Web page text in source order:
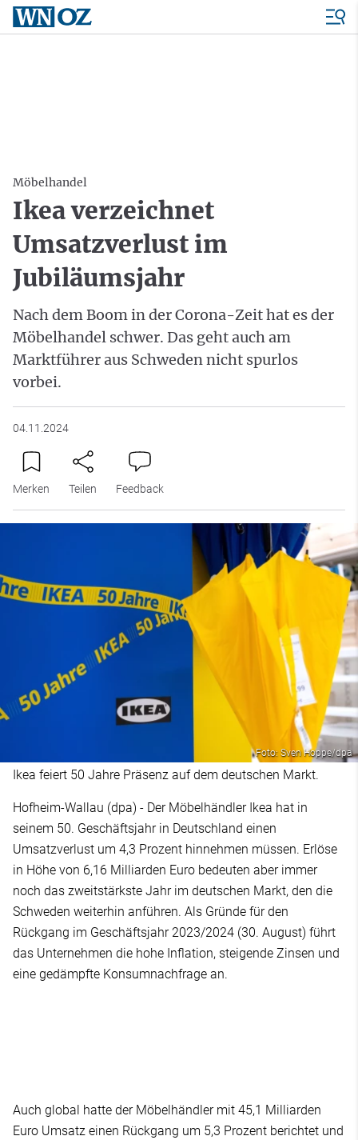
Möbelhandel
Ikea verzeichnet
Umsatzverlust im
Jubiläumsjahr
Nach dem Boom in der Corona-Zeit hat es der
Möbelhandel schwer. Das geht auch am
Marktführer aus Schweden nicht spurlos
vorbei.
04.11.2024
Merken Teilen Feedback
Foto: Sven Hoppe/dpa
Ikea feiert 50 Jahre Präsenz auf dem deutschen Markt.
Hofheim-Wallau (dpa) - Der Möbelhändler Ikea hat in
seinem 50. Geschäftsjahr in Deutschland einen
Umsatzverlust um 4,3 Prozent hinnehmen müssen. Erlöse
in Höhe von 6,16 Milliarden Euro bedeuten aber immer
noch das zweitstärkste Jahr im deutschen Markt, den die
Schweden weiterhin anführen. Als Gründe für den
Rückgang im Geschäftsjahr 2023/2024 (30. August) führt
das Unternehmen die hohe Inflation, steigende Zinsen und
eine gedämpfte Konsumnachfrage an.
Auch global hatte der Möbelhändler mit 45,1 Milliarden
Euro Umsatz einen Rückgang um 5,3 Prozent berichtet und